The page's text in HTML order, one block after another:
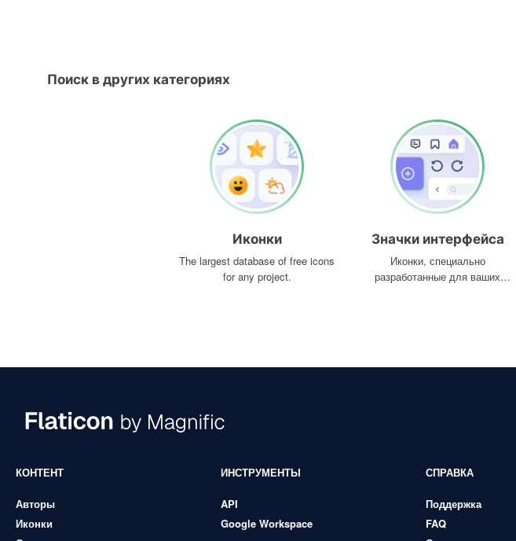
Поиск в других категориях
Иконки
The largest database of free icons
for any project.
Значки интерфейса
Иконки, специально
разработанные для ваших
КОНТЕНТ
Авторы
Иконки
ИНСТРУМЕНТЫ
API
Google Workspace
СПРАВКА
Поддержка
FAQ